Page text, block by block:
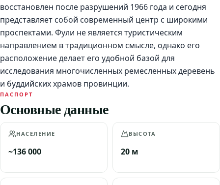
восстановлен после разрушений 1966 года и сегодня
представляет собой современный центр с широкими
проспектами. Фули не является туристическим
направлением в традиционном смысле, однако его
расположение делает его удобной базой для
исследования многочисленных ремесленных деревень
и буддийских храмов провинции.
ПАСПОРТ
Основные данные
НАСЕЛЕНИЕ
~136 000
ВЫСОТА
20 м